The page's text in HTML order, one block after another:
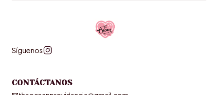
Síguenos
CONTÁCTANOS